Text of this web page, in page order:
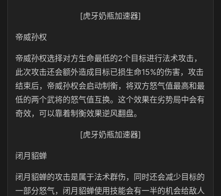
[虎牙奶瓶加速器]
帝威孙权
帝威孙权选择对方生命最低的2个目标进行法术攻击，
此次攻击还会额外造成目标已损生命15%的伤害，攻击
结束后，帝威孙权会启动制衡，将双方怒气值最高和最
低的两个武将的怒气值互换。这个效果在劣势局中会有
奇效，可以靠着制衡效果逆风翻盘。
[虎牙奶瓶加速器]
闭月貂蝉
闭月貂蝉的攻击是属于法术群伤，同时还会减少目标的
一部分怒气，闭月貂蝉使用技能会有一半的机会给敌人